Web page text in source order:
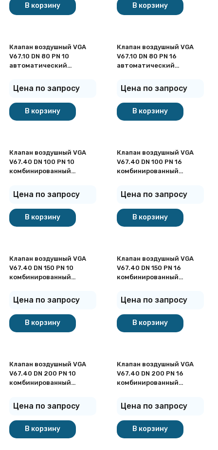
В корзину В корзину
Клапан воздушный VGA
V67.10 DN 80 PN 10
автоматический
Цена по запросу
В корзину
Клапан воздушный VGA
V67.10 DN 80 PN 16
автоматический
Цена по запросу
В корзину
Клапан воздушный VGA
V67.40 DN 100 PN 10
комбинированный
Цена по запросу
В корзину
Клапан воздушный VGA
V67.40 DN 100 PN 16
комбинированный
Цена по запросу
В корзину
Клапан воздушный VGA
V67.40 DN 150 PN 10
комбинированный
Цена по запросу
В корзину
Клапан воздушный VGA
V67.40 DN 150 PN 16
комбинированный
Цена по запросу
В корзину
Клапан воздушный VGA
V67.40 DN 200 PN 10
комбинированный
Цена по запросу
В корзину
Клапан воздушный VGA
V67.40 DN 200 PN 16
комбинированный
Цена по запросу
В корзину